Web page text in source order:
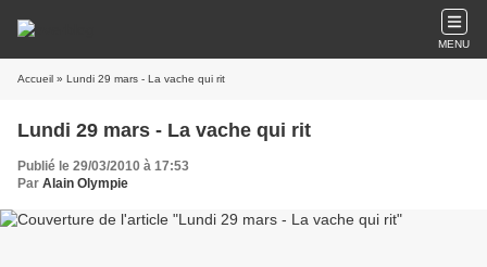
MENU
Accueil » Lundi 29 mars - La vache qui rit
Lundi 29 mars - La vache qui rit
Publié le 29/03/2010 à 17:53
Par Alain Olympie